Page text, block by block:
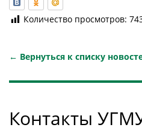
Количество просмотров:
← Вернуться к списку
Контакты